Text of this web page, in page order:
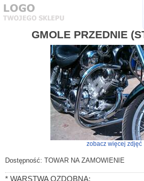
GMOLE PRZEDNIE
zobacz więcej zdjęć
Dostępność: TOWAR NA ZAMÓWIENIE
* WARSTWA OZDOBNA: